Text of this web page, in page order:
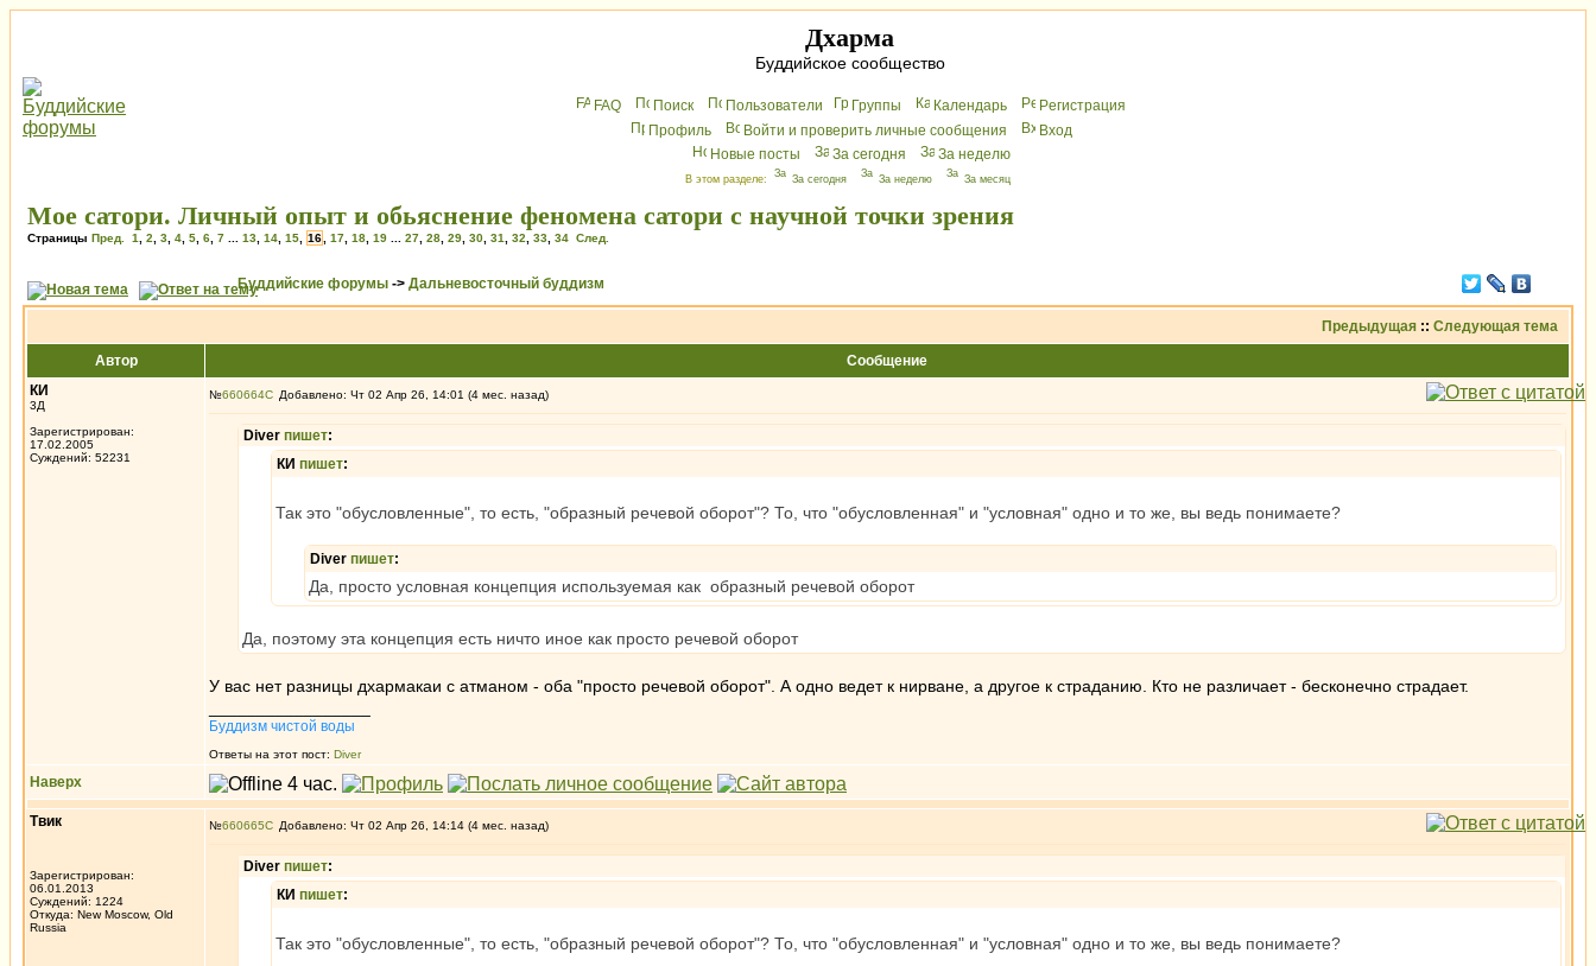
Дхарма
Буддийское сообщество
FAQ Поиск Пользователи Группы Календарь
Peгиcтрaция
Профиль
Войти и проверить личные сообщения
Вхoд
Новые посты
За сегодня За неделю
В этом разделе: За сегодня За неделю За месяц
Мое сатори. Личный опыт и обьяснение феномена сатори с научной точки зрения
Страницы Пред. 1 2 3 4 5 6 7 13 14 15 16 17 18 19 27 28 29 30 31 32 33 34 След.
Буддийские форумы -> Дальневосточный буддизм
Предыдущая :: Следующая тема
Автор
Сообщение
КИ
3Д
Зарегистрирован:
17.02.2005
Суждений: 52231
№660664 Добавлено: Чт 02 Апр 26, 14:01 (4 мес. назад)
Diver пишет:
КИ пишет:
Так это "обусловленные", то есть, "образный речевой оборот"? То, что "обусловленная" и "условная" одно и то же, вы ведь понимаете?
Diver пишет:
Да, просто условная концепция используемая как образный речевой оборот
Да, поэтому эта концепция есть ничто иное как просто речевой оборот
У вас нет разницы дхармакаи с атманом - оба "просто речевой оборот". А одно ведет к нирване, а другое к страданию. Кто не различает - бесконечно страдает.
Буддизм чистой воды
Ответы на этот пост: Diver
Наверх
Твик
Зарегистрирован:
06.01.2013
Суждений: 1224
Откуда: New Moscow, Old
Russia
№660665 Добавлено: Чт 02 Апр 26, 14:14 (4 мес. назад)
Diver пишет:
КИ пишет:
Так это "обусловленные", то есть, "образный речевой оборот"? То, что "обусловленная" и "условная" одно и то же, вы ведь понимаете?